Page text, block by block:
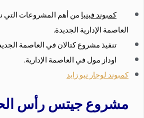
كمبوند فينيامن أهم المشروعات التي
العاصمة الإدارية الجديدة.
تنفيذ مشروع كتالان في العاصمة
اوداز مول في العاصمة الإدارية.
كمبوند لوجار نيو زايد
مشروع جيتس رأس